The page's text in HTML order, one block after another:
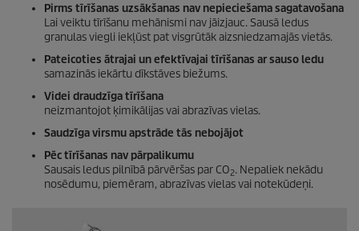
Pirms tīrīšanas uzsākšanas nav nepieciešama sagatavošana
Lai veiktu tīrīšanu mehānismi nav jāizjauc. Sausā ledus
granulas viegli iekļūst pat visgrūtāk aizsniedzamajās vietās.
Pateicoties ātrajai un efektīvajai tīrīšanas ar sauso ledu
samazinās iekārtu dīkstāves biežums.
Videi draudzīga tīrīšana
neizmantojot ķimikālijas vai abrazīvas vielas.
Saudzīga virsmu apstrāde tās nebojājot
Pēc tīrīšanas nav pārpalikumu
Sausais ledus pilnībā pārvēršas par CO2. Nepaliek nekādu
nosēdumu, piemēram, abrazīvas vielas vai notekūdeņi.